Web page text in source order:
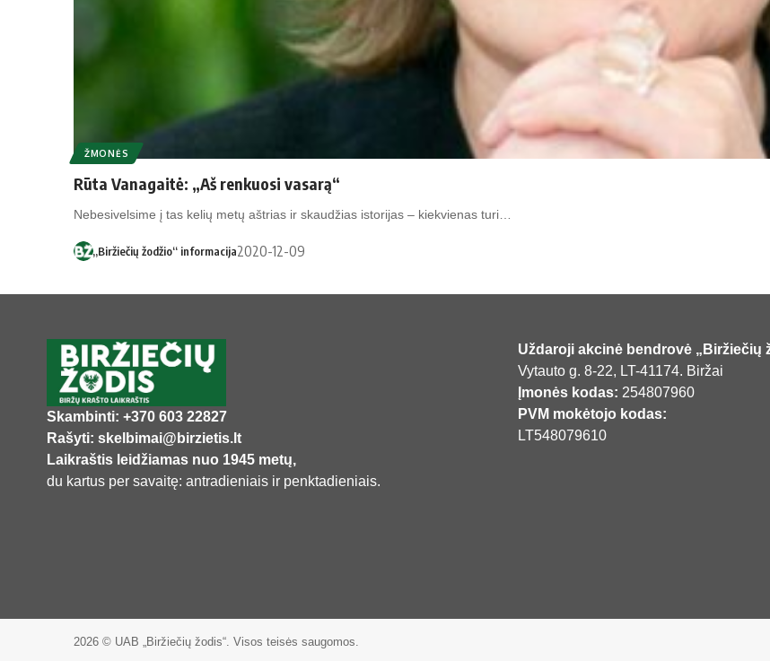
ŽMONĖS
Rūta Vanagaitė: „Aš renkuosi vasarą“
Nebesivelsime į tas kelių metų aštrias ir skaudžias istorijas – kiekvienas turi…
„Biržiečių žodžio“ informacija2020-12-09
Skambinti: +370 603 22827
Rašyti: skelbimai@birzietis.lt
Laikraštis leidžiamas nuo 1945 metų,
du kartus per savaitę: antradieniais ir penktadieniais.
Uždaroji akcinė bendrovė „Biržiečių
Vytauto g. 8-22, LT-41174. Biržai
Įmonės kodas: 254807960
PVM mokėtojo kodas:
LT548079610
2026 © UAB „Biržiečių žodis“. Visos teisės saugomos.